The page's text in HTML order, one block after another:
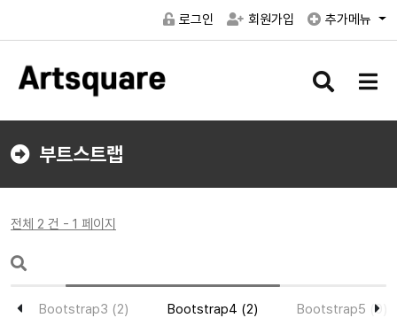
로그인 회원가입 추가메뉴
검
버
메
버
부트스트랩
전체 2 건 - 1 페이지
Bootstrap3 (2) Bootstrap4 (2) Bootstrap5 (0)